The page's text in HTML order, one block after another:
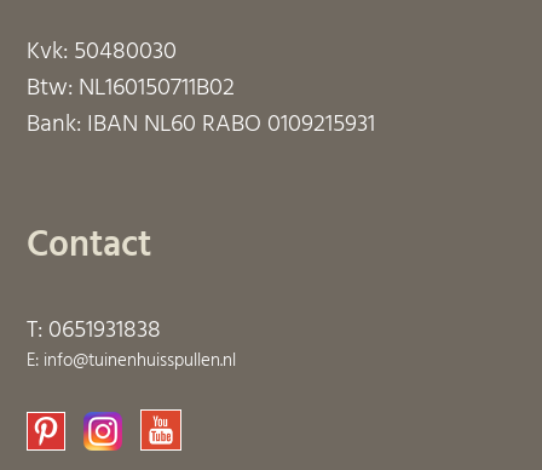
Kvk: 50480030
Btw: NL160150711B02
Bank: IBAN NL60 RABO 0109215931
Contact
T: 0651931838
E: info@tuinenhuisspullen.nl